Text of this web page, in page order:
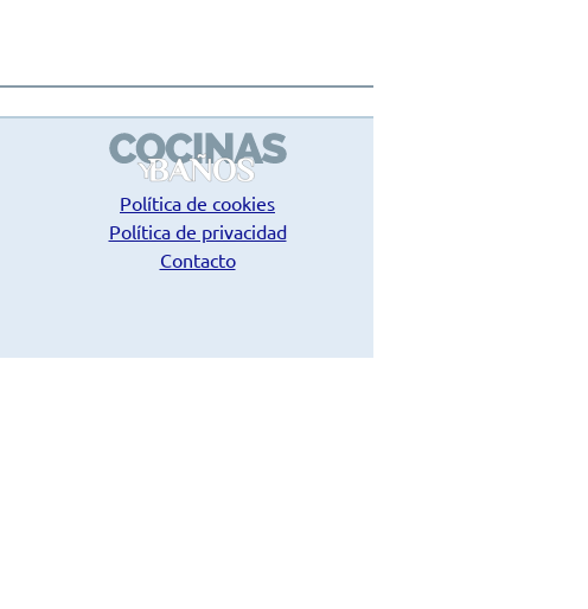
Política de cookies
Política de privacidad
Contacto